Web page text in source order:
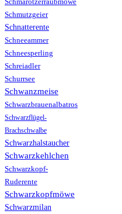
Schmarotzerraubmöwe
Schmutzgeier
Schnatterente
Schneeammer
Schneesperling
Schreiadler
Schurrsee
Schwanzmeise
Schwarzbrauenalbatros
Schwarzflügel-
Brachschwalbe
Schwarzhalstaucher
Schwarzkehlchen
Schwarzkopf-
Ruderente
Schwarzkopfmöwe
Schwarzmilan